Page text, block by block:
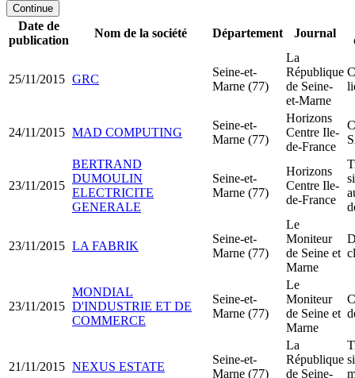
Continue
Date de
publication
Nom de la société Département Journal
25/11/2015 GRC
Seine-et-
Marne (77)
La
République
de Seine-
et-Marne
24/11/2015 MAD COMPUTING
Seine-et-
Marne (77)
Horizons
Centre Ile-
de-France
23/11/2015
BERTRAND
DUMOULIN
ELECTRICITE
GENERALE
Seine-et-
Marne (77)
Horizons
Centre Ile-
de-France
23/11/2015 LA FABRIK
Seine-et-
Marne (77)
Le
Moniteur
de Seine et
Marne
23/11/2015
MONDIAL
D'INDUSTRIE ET DE
COMMERCE
Seine-et-
Marne (77)
Le
Moniteur
de Seine et
Marne
21/11/2015 NEXUS ESTATE
Seine-et-
Marne (77)
La
République
de Seine-